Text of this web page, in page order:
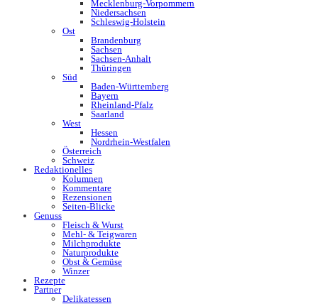
Mecklenburg-Vorpommern
Niedersachsen
Schleswig-Holstein
Ost
Brandenburg
Sachsen
Sachsen-Anhalt
Thüringen
Süd
Baden-Württemberg
Bayern
Rheinland-Pfalz
Saarland
West
Hessen
Nordrhein-Westfalen
Österreich
Schweiz
Redaktionelles
Kolumnen
Kommentare
Rezensionen
Seiten-Blicke
Genuss
Fleisch & Wurst
Mehl- & Teigwaren
Milchprodukte
Naturprodukte
Obst & Gemüse
Winzer
Rezepte
Partner
Delikatessen